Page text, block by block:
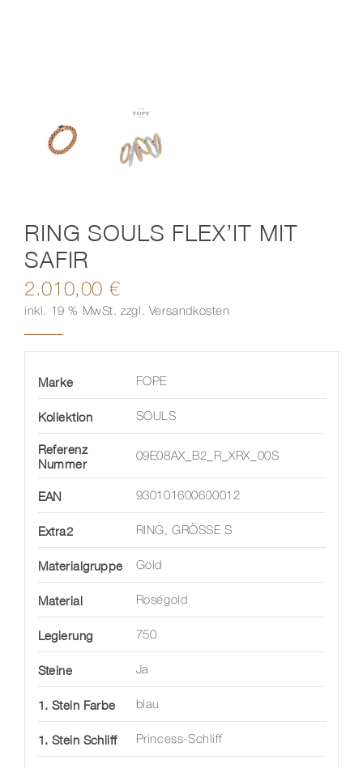
RING SOULS FLEX’IT MIT
SAFIR
2.010,00 €
inkl. 19 % MwSt. zzgl. Versandkosten
Marke FOPE
Kollektion SOULS
Referenz
Nummer
09E08AX_B2_R_XRX_00S
EAN 930101600600012
Extra2 RING, GRÖSSE S
Materialgruppe Gold
Material Roségold
Legierung 750
Steine Ja
1. Stein Farbe blau
1. Stein Schliff Princess-Schliff